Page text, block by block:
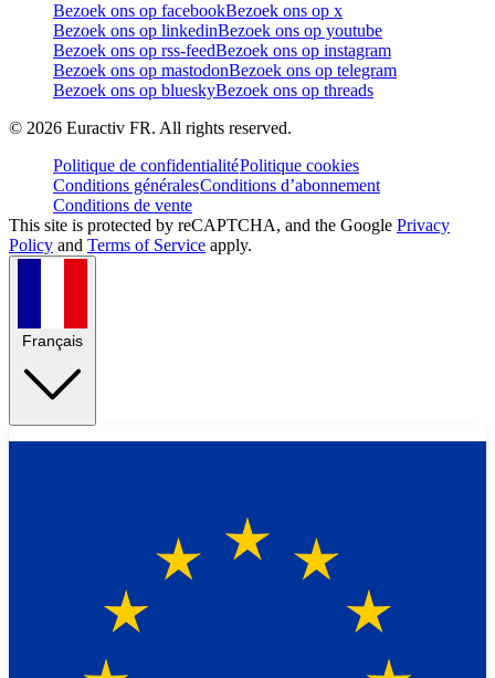
Bezoek ons op facebookBezoek ons op x
Bezoek ons op linkedinBezoek ons op youtube
Bezoek ons op rss-feedBezoek ons op instagram
Bezoek ons op mastodonBezoek ons op telegram
Bezoek ons op blueskyBezoek ons op threads
© 2026 Euractiv FR. All rights reserved.
Politique de confidentialitéPolitique cookies
Conditions généralesConditions d’abonnement
Conditions de vente
This site is protected by reCAPTCHA, and the Google Privacy
Policy and Terms of Service apply.
Français